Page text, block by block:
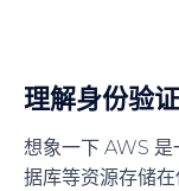
理解身份验
想象一下 AWS 是
据库等资源存储